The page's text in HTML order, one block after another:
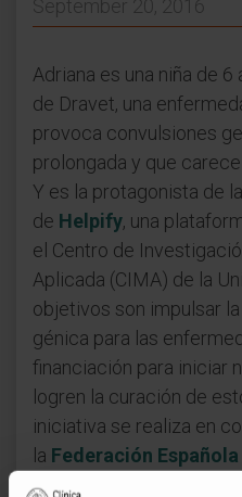
September 20, 2016
Adriana es una niña de
de Dravet, una
provoca convulsiones
prolongada y que
Y es la protagonista de
de Helpify, una
el Centro de
Aplicada (CIMA) de la
objetivos son impulsar
génica para las
financiación para iniciar
logren la curación de
iniciativa se realiza en
la Federación
Raras